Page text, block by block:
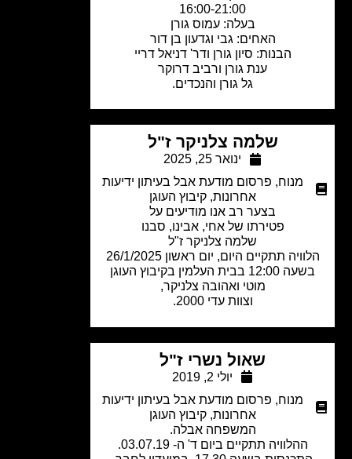
16:00-21:00
בעלה: עמוס גורן
האחים: גבי וגדעון בן דור
הבנות: סיון גורן ודר' דניאל דריי
ענת גורן ורביב דרוקר
גל גורן והנכדים.
שלמה צלניקר ז"ל
ינואר 25, 2025
מנוח,
פרסום מודעת אבל בעיתון ידיעות
אחרונות,קיבוץ העוגן
בצער רב אנו מודיעים על
פטירתו של אחי, אבינו, סבנו
שלמה צלניקר ז"ל
תתקיים היום, יום ראשון 26/1/2025
מוטי ואהובה צלניקר,
וצוות עדי 2000.
שאול נשרי ז"ל
מנוח,
פרסום מודעת אבל בעיתון ידיעות
אחרונות,קיבוץ העוגן
המשפחה אבלה.
ההלוויה תתקיים ביום ד' ה- 03.07.19.